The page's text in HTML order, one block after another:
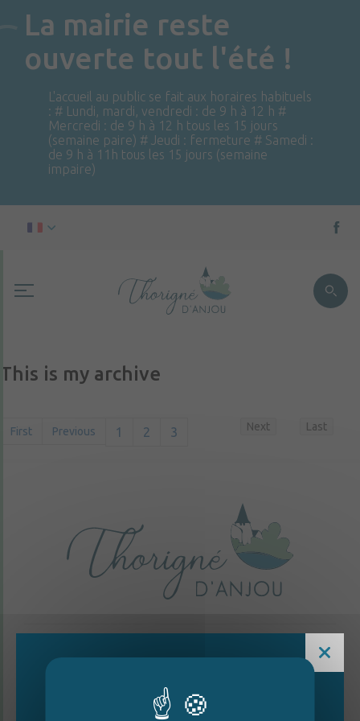
La mairie reste
ouverte tout l'été !
L'accueil au public se fait aux horaires habituels
: # Lundi, mardi, vendredi : de 9 h à 12 h #
Mercredi : de 9 h à 12 h tous les 15 jours
(semaine paire) # Jeudi : fermeture # Samedi :
de 9 h à 11h tous les 15 jours (semaine
impaire)
This is my archive
First Previous 1 2 3 Next Last
CONTACTEZ-NOUS